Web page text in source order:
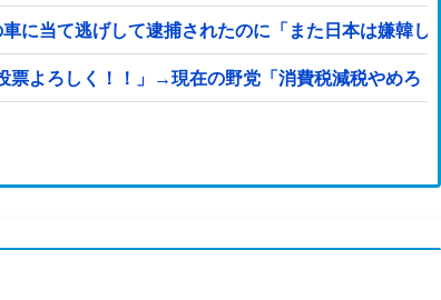
に当て逃げして逮捕されたのに「また日本は嫌韓し
票よろしく！！」→現在の野党「消費税減税やめろ